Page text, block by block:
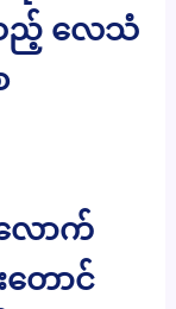
ည့် လေသံ
ောက်
ောင်